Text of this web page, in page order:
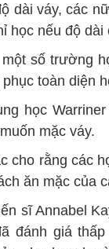
dài váy, các
học nếu độ dài
số trường
toàn diện
học
mặc váy.
cho rằng các
ăn mặc của
sĩ Annabel
đánh giá